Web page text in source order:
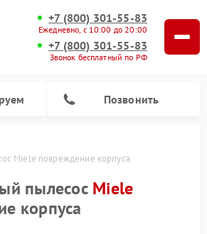
+7 (800) 301-55-83
Ежедневно, с 10:00 до 20:00
+7 (800) 301-55-83
Звонок бесплатный по РФ
Позвонить
Miele повреждение корпуса
пылесос Miele
корпуса